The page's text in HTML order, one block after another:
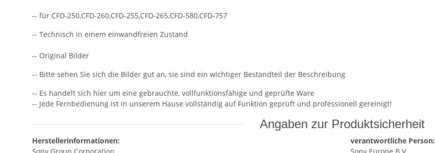
-- für CFD-250,CFD-260,CFD-255,CFD-265,CFD-580,CFD-757
-- Technisch in einem einwandfreien Zustand
-- Original Bilder
-- Bitte sehen Sie sich die Bilder gut an, sie sind ein wichtiger Bestandteil der Beschreibung
-- Es handelt sich hier um eine gebrauchte, vollfunktionsfähige und geprüfte Ware
-- Jede Fernbedienung ist in unserem Hause vollständig auf Funktion geprüft und professionell gereinigt!
Angaben zur Produktsicherheit
Herstellerinformationen:
verantwortliche Person: